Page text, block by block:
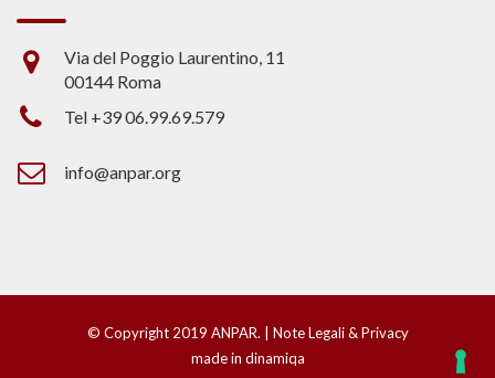
Via del Poggio Laurentino, 11
00144 Roma
Tel +39 06.99.69.579
info@anpar.org
© Copyright 2019 ANPAR. | Note Legali & Privacy
made in dinamiqa